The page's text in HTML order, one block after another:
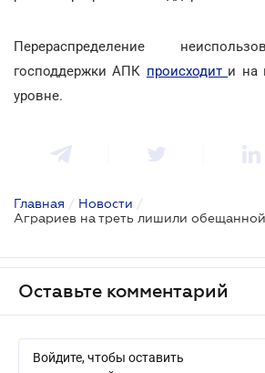
Перераспределение
господдержки АПК происходит и на
уровне.
Главная / Новости /
Оставьте комментарий
Войдите, чтобы оставить